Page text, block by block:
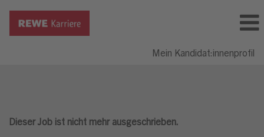
Mein Kandidat:innenprofil
Dieser Job ist nicht mehr ausgeschrieben.